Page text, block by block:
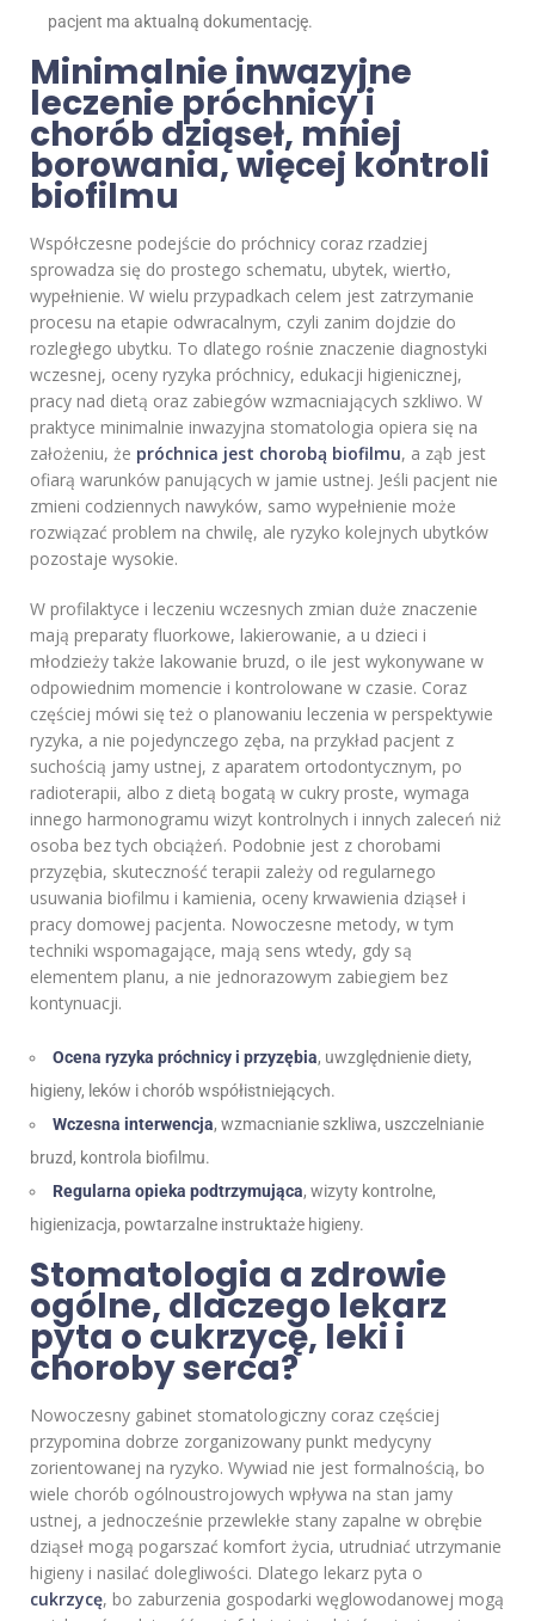
pacjent ma aktualną dokumentację.
Minimalnie inwazyjne
leczenie próchnicy i
chorób dziąseł, mniej
borowania, więcej kontroli
biofilmu
Współczesne podejście do próchnicy coraz rzadziej
sprowadza się do prostego schematu, ubytek, wiertło,
wypełnienie. W wielu przypadkach celem jest zatrzymanie
procesu na etapie odwracalnym, czyli zanim dojdzie do
rozległego ubytku. To dlatego rośnie znaczenie diagnostyki
wczesnej, oceny ryzyka próchnicy, edukacji higienicznej,
pracy nad dietą oraz zabiegów wzmacniających szkliwo. W
praktyce minimalnie inwazyjna stomatologia opiera się na
założeniu, że próchnica jest chorobą biofilmu, a ząb jest
ofiarą warunków panujących w jamie ustnej. Jeśli pacjent nie
zmieni codziennych nawyków, samo wypełnienie może
rozwiązać problem na chwilę, ale ryzyko kolejnych ubytków
pozostaje wysokie.
W profilaktyce i leczeniu wczesnych zmian duże znaczenie
mają preparaty fluorkowe, lakierowanie, a u dzieci i
młodzieży także lakowanie bruzd, o ile jest wykonywane w
odpowiednim momencie i kontrolowane w czasie. Coraz
częściej mówi się też o planowaniu leczenia w perspektywie
ryzyka, a nie pojedynczego zęba, na przykład pacjent z
suchością jamy ustnej, z aparatem ortodontycznym, po
radioterapii, albo z dietą bogatą w cukry proste, wymaga
innego harmonogramu wizyt kontrolnych i innych zaleceń niż
osoba bez tych obciążeń. Podobnie jest z chorobami
przyzębia, skuteczność terapii zależy od regularnego
usuwania biofilmu i kamienia, oceny krwawienia dziąseł i
pracy domowej pacjenta. Nowoczesne metody, w tym
techniki wspomagające, mają sens wtedy, gdy są
elementem planu, a nie jednorazowym zabiegiem bez
kontynuacji.
Ocena ryzyka próchnicy i przyzębia, uwzględnienie diety,
higieny, leków i chorób współistniejących.
Wczesna interwencja, wzmacnianie szkliwa, uszczelnianie
bruzd, kontrola biofilmu.
Regularna opieka podtrzymująca, wizyty kontrolne,
higienizacja, powtarzalne instruktaże higieny.
Stomatologia a zdrowie
ogólne, dlaczego lekarz
pyta o cukrzycę, leki i
choroby serca?
Nowoczesny gabinet stomatologiczny coraz częściej
przypomina dobrze zorganizowany punkt medycyny
zorientowanej na ryzyko. Wywiad nie jest formalnością, bo
wiele chorób ogólnoustrojowych wpływa na stan jamy
ustnej, a jednocześnie przewlekłe stany zapalne w obrębie
dziąseł mogą pogarszać komfort życia, utrudniać utrzymanie
higieny i nasilać dolegliwości. Dlatego lekarz pyta o
cukrzycę, bo zaburzenia gospodarki węglowodanowej mogą